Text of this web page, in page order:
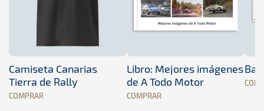
Camiseta Canarias
Tierra de Rally
COMPRAR
Libro: Mejores imágenes
de A Todo Motor
COMPRAR